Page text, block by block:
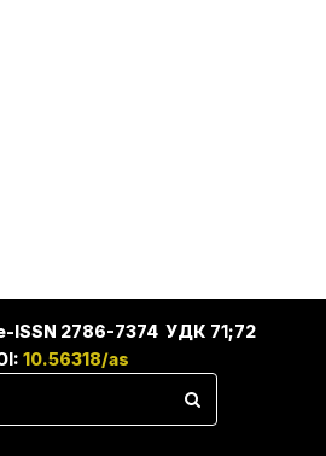
ISSN 2786-7374 УДК 71;72
10.56318/as